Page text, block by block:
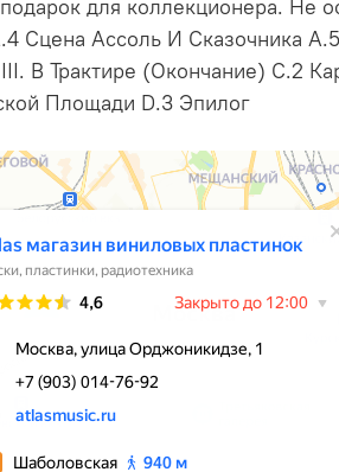
для коллекционера. Не
Сцена Ассоль И Сказочника
III. В Трактире (Окончание) C.2
Площади D.3 Эпилог